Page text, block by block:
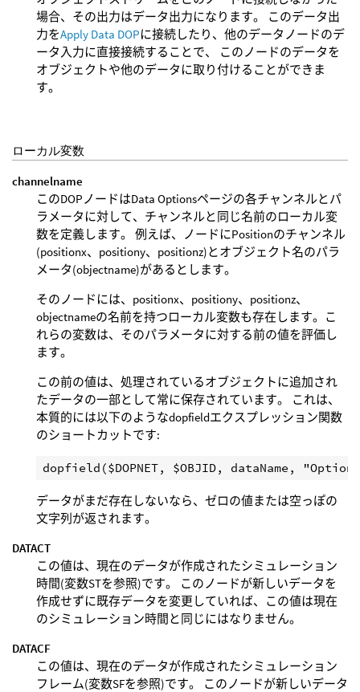
場合、その出力はデータ出力になります。 このデータ出
力をApply Data DOPに接続したり、他のデータノードのデ
ータ入力に直接接続することで、 このノードのデータを
オブジェクトや他のデータに取り付けることができま
す。
ローカル変数
channelname
このDOPノードはData Optionsページの各チャンネルとパ
ラメータに対して、チャンネルと同じ名前のローカル変
数を定義します。 例えば、ノードにPositionのチャンネル
(positionx、positiony、positionz)とオブジェクト名のパラ
メータ(objectname)があるとします。
そのノードには、positionx、positiony、positionz、
objectnameの名前を持つローカル変数も存在します。こ
れらの変数は、そのパラメータに対する前の値を評価し
ます。
この前の値は、処理されているオブジェクトに追加され
たデータの一部として常に保存されています。 これは、
本質的には以下のようなdopfieldエクスプレッション関数
のショートカットです:
データがまだ存在しないなら、ゼロの値または空っぽの
文字列が返されます。
DATACT
この値は、現在のデータが作成されたシミュレーション
時間(変数STを参照)です。 このノードが新しいデータを
作成せずに既存データを変更していれば、この値は現在
のシミュレーション時間と同じにはなりません。
DATACF
この値は、現在のデータが作成されたシミュレーション
フレーム(変数SFを参照)です。 このノードが新しいデータ